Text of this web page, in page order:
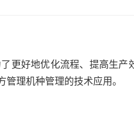
更好地优化流程、提高生产
理机种管理的技术应用。